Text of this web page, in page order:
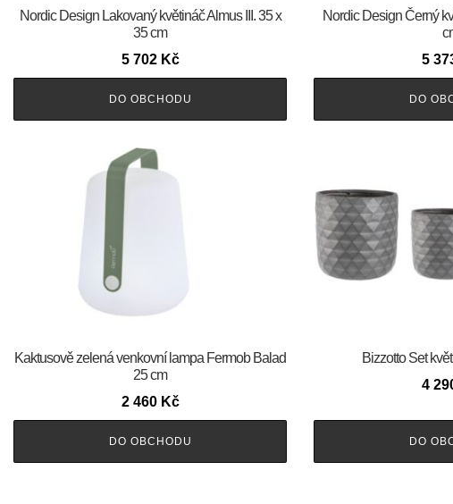
Nordic Design Lakovaný květináč Almus III. 35 x
35 cm
5 702 Kč
DO OBCHODU
Nordic Design Černý
5
DO
Kaktusově zelená venkovní lampa Fermob Balad
25 cm
2 460 Kč
DO OBCHODU
Bizzotto Set
4
DO